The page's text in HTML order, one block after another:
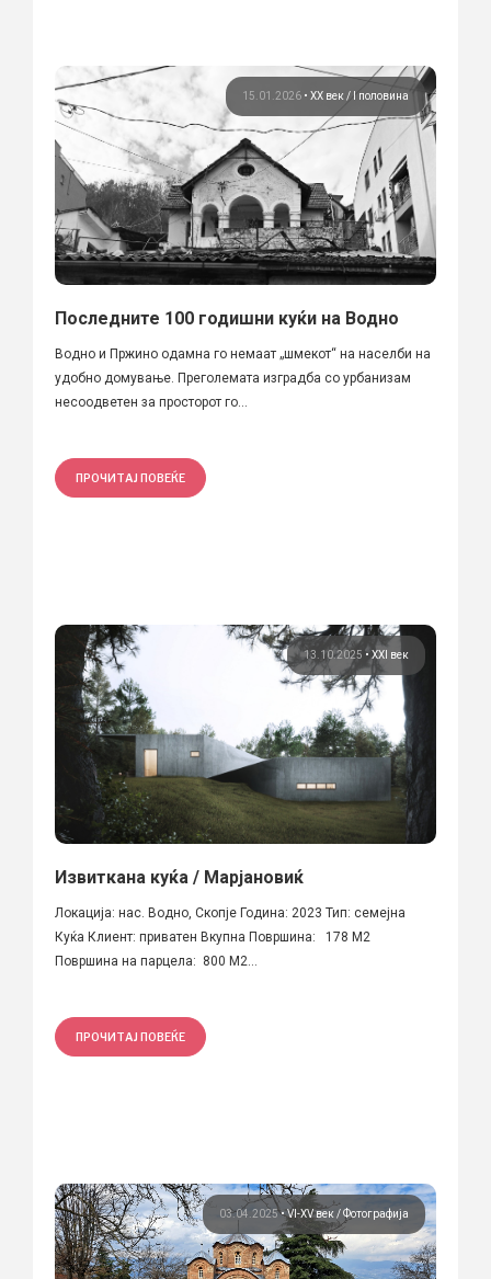
15.01.2026 • ХХ век / I половина
Последните 100 годишни куќи на Водно
Водно и Пржино одамна го немаат „шмекот“ на населби на
удобно домување. Преголемата изградба со урбанизам
несоодветен за просторот го...
ПРОЧИТАЈ ПОВЕЌЕ
13.10.2025 • XXI век
Извиткана куќа / Марјановиќ
Локација: нас. Водно, Скопје Година: 2023 Тип: семејна
Куќа Клиент: приватен Вкупна Површина: 178 M2
Површина на парцела: 800 M2...
ПРОЧИТАЈ ПОВЕЌЕ
03.04.2025•VI-XV век Фотографија